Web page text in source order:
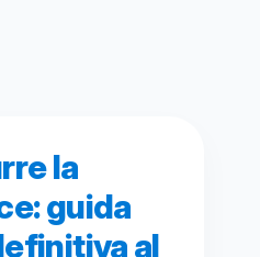
la
guida
al